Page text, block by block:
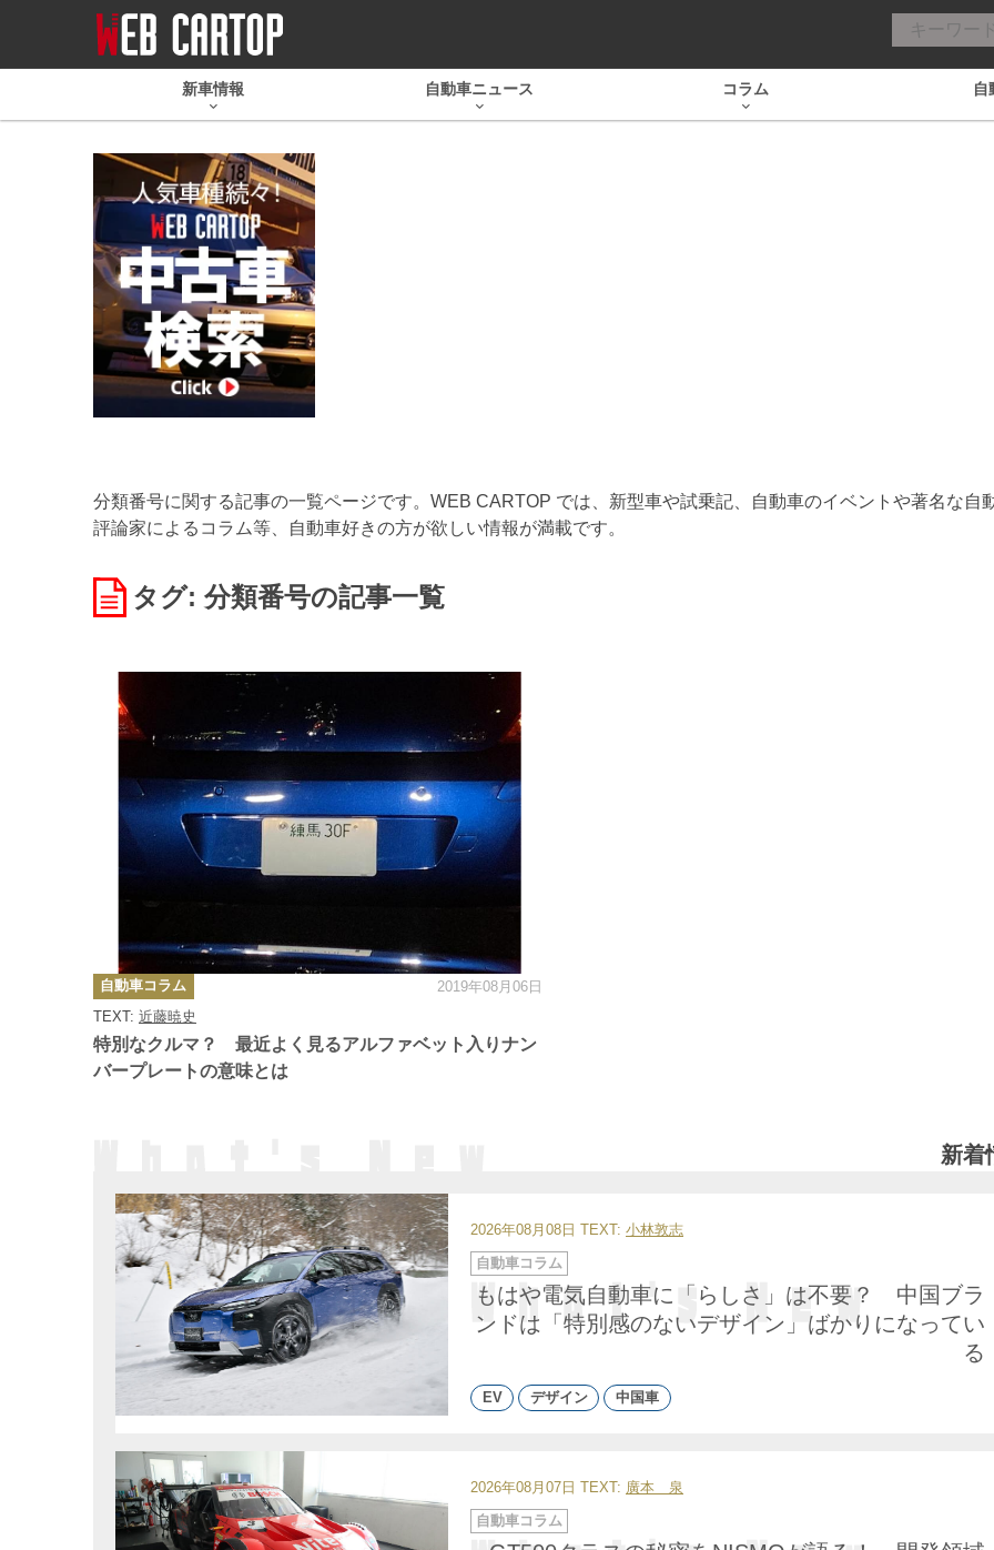
新車情報 自動車ニュース コラム 自
分類番号に関する記事の一覧ページです。WEB CARTOP では、新型車や試乗記、自動車のイベントや著名な自
評論家によるコラム等、自動車好きの方が欲しい情報が満載です。
タグ: 分類番号の記事一覧
特別なクルマ？ 最近よく見るアルファベット入りナン
バープレートの意味とは
TEXT: 近藤暁史
カ
テ
ゴ
リ
ー
自動車コラム 2019年08月06日
新着
2026年08月08日 TEXT: 小林敦志
もはや電気自動車に「らしさ」は不要？ 中国ブラ
ンドは「特別感のないデザイン」ばかりになってい
る
カ
テ
ゴ
リ
ー
自動車コラム
EV デザイン 中国車
2026年08月07日 TEXT: 廣本 泉
カ
テ
自動車コラム